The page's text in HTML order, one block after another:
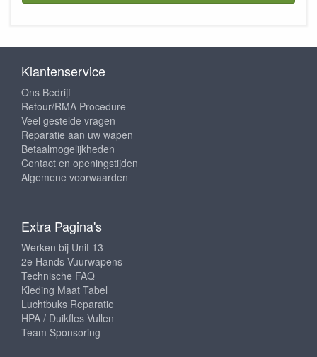
Klantenservice
Ons Bedrijf
Retour/RMA Procedure
Veel gestelde vragen
Reparatie aan uw wapen
Betaalmogelijkheden
Contact en openingstijden
Algemene voorwaarden
Extra Pagina's
Werken bij Unit 13
2e Hands Vuurwapens
Technische FAQ
Kleding Maat Tabel
Luchtbuks Reparatie
HPA / Duikfles Vullen
Team Sponsoring